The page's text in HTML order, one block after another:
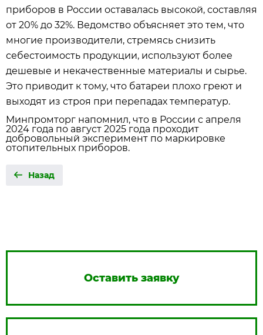
приборов в России оставалась высокой, составляя
от 20% до 32%. Ведомство объясняет это тем, что
многие производители, стремясь снизить
себестоимость продукции, используют более
дешевые и некачественные материалы и сырье.
Это приводит к тому, что батареи плохо греют и
выходят из строя при перепадах температур.
Минпромторг напомнил, что в России с апреля
2024 года по август 2025 года проходит
добровольный эксперимент по маркировке
отопительных приборов.
Назад
Оставить заявку